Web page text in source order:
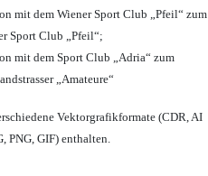
mit dem Wiener Sport Club „Pfeil“ zum
Sport Club „Pfeil“;
mit dem Sport Club „Adria“ zum
„Amateure“
Vektorgrafikformate (CDR, AI
PNG, GIF) enthalten.